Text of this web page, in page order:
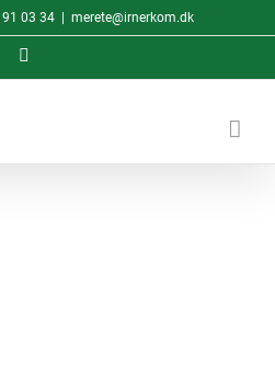
03 34 merete@irnerkom.dk